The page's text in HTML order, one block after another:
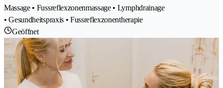
Massage • Fussreflexzonenmassage • Lymphdrainage
• Gesundheitspraxis • Fussreflexzonentherapie
Geöffnet